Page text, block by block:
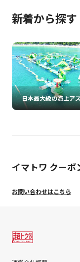
新着から探す
イマトワ クーポ
お問い合わせはこちら